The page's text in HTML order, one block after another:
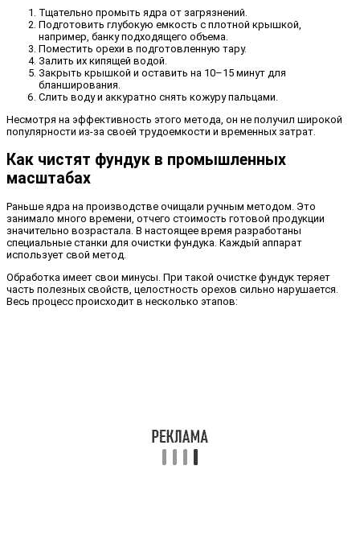
Тщательно промыть ядра от загрязнений.
Подготовить глубокую емкость с плотной крышкой,
например, банку подходящего объема.
Поместить орехи в подготовленную тару.
Залить их кипящей водой.
Закрыть крышкой и оставить на 10–15 минут для
бланширования.
Слить воду и аккуратно снять кожуру пальцами.
Несмотря на эффективность этого метода, он не получил широкой
популярности из-за своей трудоемкости и временных затрат.
Как чистят фундук в промышленных
масштабах
Раньше ядра на производстве очищали ручным методом. Это
занимало много времени, отчего стоимость готовой продукции
значительно возрастала. В настоящее время разработаны
специальные станки для очистки фундука. Каждый аппарат
использует свой метод.
Обработка имеет свои минусы. При такой очистке фундук теряет
часть полезных свойств, целостность орехов сильно нарушается.
Весь процесс происходит в несколько этапов: